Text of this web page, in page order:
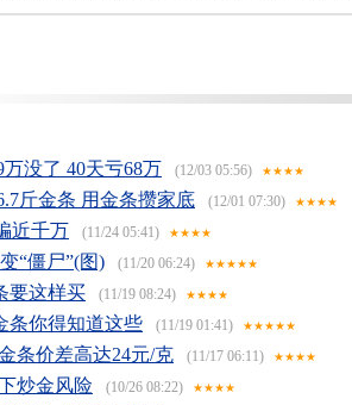
没了 40天亏68万 (12/03 05:56) ★★★★
斤金条 用金条攒家底 (12/01 07:30) ★★★★
近千万 (11/24 05:41) ★★★★
“僵尸”(图) (11/20 06:24) ★★★★★
要这样买 (11/19 08:24) ★★★★
条你得知道这些 (11/19 01:41) ★★★★★
条价差高达24元/克 (11/17 06:11) ★★★★
炒金风险 (10/26 08:22) ★★★★